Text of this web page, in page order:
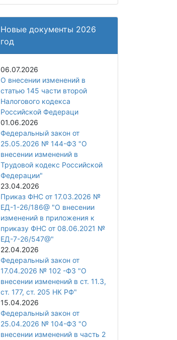
Новые документы 2026
год
06.07.2026
О внесении изменений в
статью 145 части второй
Налогового кодекса
Российской Федераци
01.06.2026
Федеральный закон от
25.05.2026 № 144-ФЗ "О
внесении изменений в
Трудовой кодекс Российской
Федерации"
23.04.2026
Приказ ФНС от 17.03.2026 №
ЕД-1-26/186@ "О внесении
изменений в приложения к
приказу ФНС от 08.06.2021 №
ЕД-7-26/547@"
22.04.2026
Федеральный закон от
17.04.2026 № 102 -ФЗ "О
внесении изменений в ст. 11.3,
ст. 177, ст. 205 НК РФ"
15.04.2026
Федеральный закон от
25.04.2026 № 104-ФЗ "О
внесении изменений в часть 2